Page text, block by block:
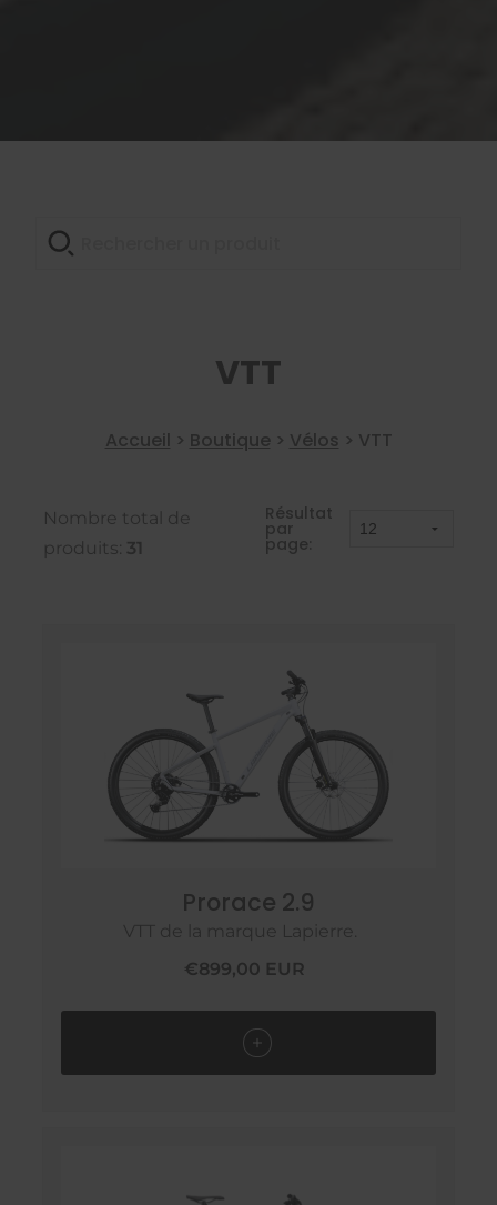
VTT
Accueil > Boutique > Vélos > VTT
Nombre total de
produits: 31
Résultat
par
page:
Prorace 2.9
VTT de la marque Lapierre.
€899,00 EUR